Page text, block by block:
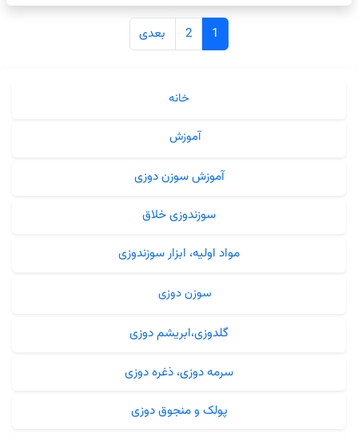
1
2 بعدی
خانه
آموزش
آموزش سوزن دوزی
سوزندوزی خلاق
مواد اولیه، ابزار سوزندوزی
سوزن دوزی
گلدوزی،ابریشم دوزی
سرمه دوزی، ذغره دوزی
پولک و منجوق دوزی